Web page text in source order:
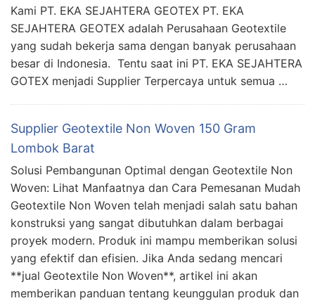
Kami PT. EKA SEJAHTERA GEOTEX PT. EKA
SEJAHTERA GEOTEX adalah Perusahaan Geotextile
yang sudah bekerja sama dengan banyak perusahaan
besar di Indonesia. Tentu saat ini PT. EKA SEJAHTERA
GOTEX menjadi Supplier Terpercaya untuk semua …
Supplier Geotextile Non Woven 150 Gram
Lombok Barat
Solusi Pembangunan Optimal dengan Geotextile Non
Woven: Lihat Manfaatnya dan Cara Pemesanan Mudah
Geotextile Non Woven telah menjadi salah satu bahan
konstruksi yang sangat dibutuhkan dalam berbagai
proyek modern. Produk ini mampu memberikan solusi
yang efektif dan efisien. Jika Anda sedang mencari
**jual Geotextile Non Woven**, artikel ini akan
memberikan panduan tentang keunggulan produk dan